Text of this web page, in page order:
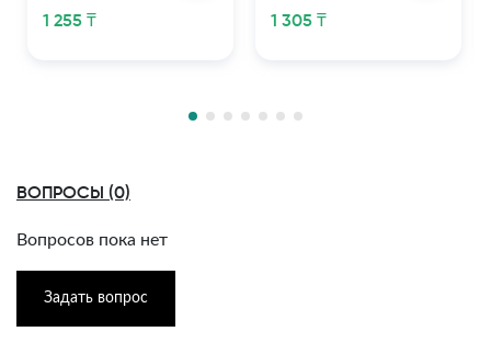
1 255 ₸ 1 305 ₸
ВОПРОСЫ (0)
Вопросов пока нет
Задать вопрос